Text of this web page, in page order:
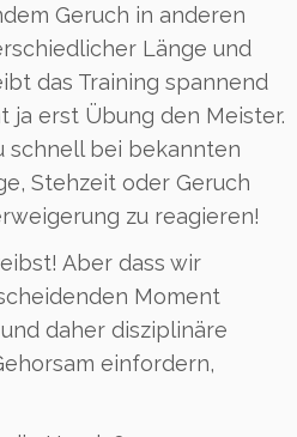
Geruch in anderen
Länge und
das Training spannend
ja erst Übung den Meister.
schnell bei bekannten
Stehzeit oder Geruch
zu reagieren!
Aber dass wir
Moment
daher disziplinäre
einfordern,